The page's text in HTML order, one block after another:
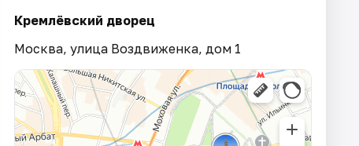
Кремлёвский дворец
Москва, улица Воздвиженка, дом 1